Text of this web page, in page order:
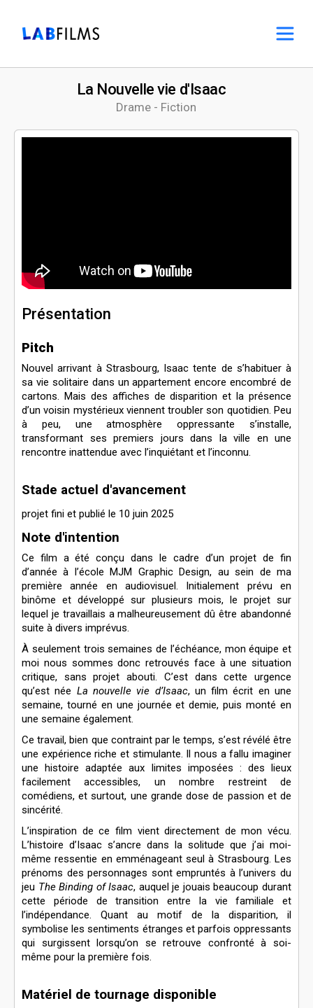
Drame - Fiction
La Nouvelle vie d'Isaac
Présentation
Pitch
Nouvel arrivant à Strasbourg, Isaac tente de s’habituer à
sa vie solitaire dans un appartement encore encombré de
cartons. Mais des affiches de disparition et la présence
d’un voisin mystérieux viennent troubler son quotidien. Peu
à peu, une atmosphère oppressante s’installe,
transformant ses premiers jours dans la ville en une
rencontre inattendue avec l’inquiétant et l’inconnu.
Stade actuel d'avancement
projet fini et publié le 10 juin 2025
Note d'intention
Ce film a été conçu dans le cadre d’un projet de fin
d’année à l’école MJM Graphic Design, au sein de ma
première année en audiovisuel. Initialement prévu en
binôme et développé sur plusieurs mois, le projet sur
lequel je travaillais a malheureusement dû être abandonné
suite à divers imprévus.
À seulement trois semaines de l’échéance, mon équipe et
moi nous sommes donc retrouvés face à une situation
critique, sans projet abouti. C’est dans cette urgence
qu’est née La nouvelle vie d’Isaac, un film écrit en une
semaine, tourné en une journée et demie, puis monté en
une semaine également.
Ce travail, bien que contraint par le temps, s’est révélé être
une expérience riche et stimulante. Il nous a fallu imaginer
une histoire adaptée aux limites imposées : des lieux
facilement accessibles, un nombre restreint de
comédiens, et surtout, une grande dose de passion et de
sincérité.
L’inspiration de ce film vient directement de mon vécu.
L’histoire d’Isaac s’ancre dans la solitude que j’ai moi-
même ressentie en emménageant seul à Strasbourg. Les
prénoms des personnages sont empruntés à l’univers du
jeu The Binding of Isaac, auquel je jouais beaucoup durant
cette période de transition entre la vie familiale et
l’indépendance. Quant au motif de la disparition, il
symbolise les sentiments étranges et parfois oppressants
qui surgissent lorsqu’on se retrouve confronté à soi-
même pour la première fois.
Matériel de tournage disponible